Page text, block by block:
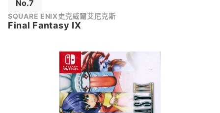
No.7
SQUARE ENIX史克威爾艾尼克斯
Final Fantasy IX